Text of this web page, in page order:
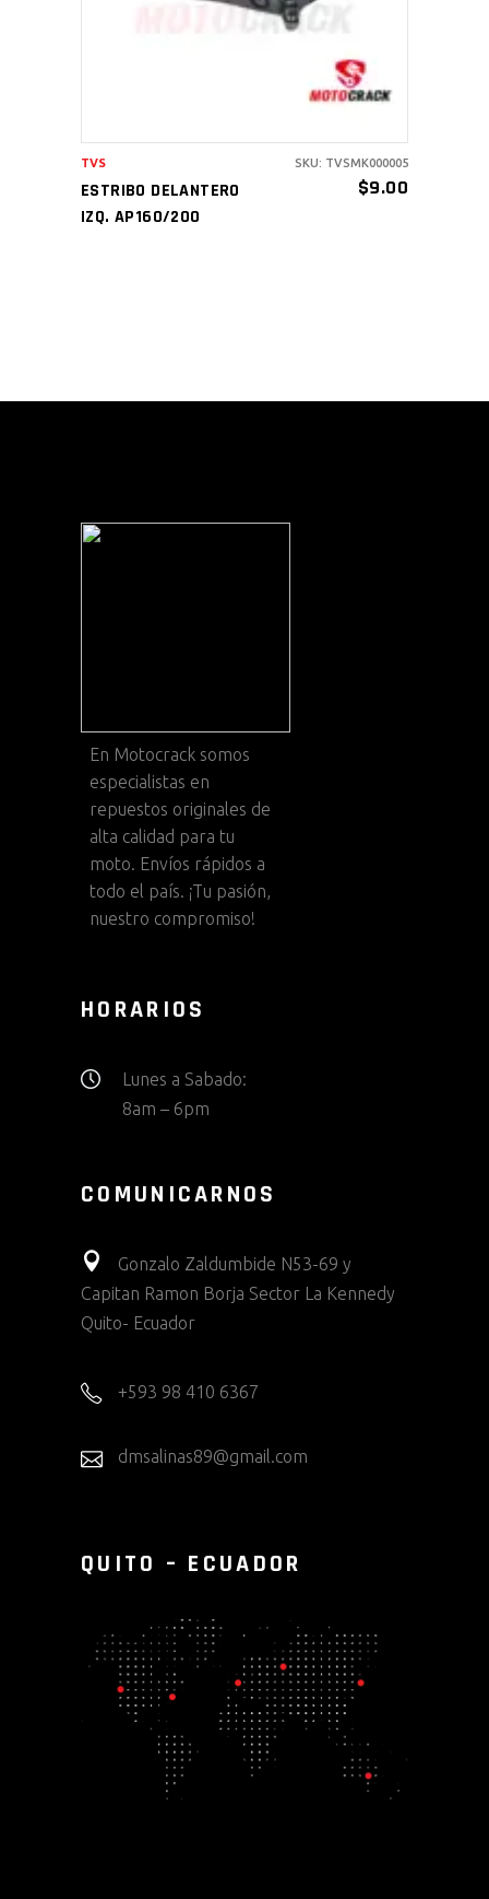
ESTRIBO DELANTERO
IZQ. AP160/200
$9.00
TVS SKU: TVSMK000005
En Motocrack somos
especialistas en
repuestos originales de
alta calidad para tu
moto. Envíos rápidos a
todo el país. ¡Tu pasión,
nuestro compromiso!
HORARIOS
Lunes a Sabado:
8am – 6pm
COMUNICARNOS
Gonzalo Zaldumbide N53-69 y
Capitan Ramon Borja Sector La Kennedy
Quito- Ecuador
+593 98 410 6367
dmsalinas89@gmail.com
QUITO – ECUADOR